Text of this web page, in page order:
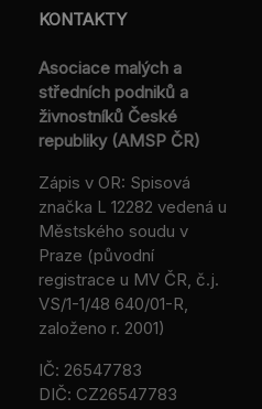
KONTAKTY
Asociace malých a
středních podniků a
živnostníků České
republiky (AMSP ČR)
Zápis v OR: Spisová
značka L 12282 vedená u
Městského soudu v
Praze (původní
registrace u MV ČR, č.j.
VS/1-1/48 640/01-R,
založeno r. 2001)
IČ: 26547783
DIČ: CZ26547783